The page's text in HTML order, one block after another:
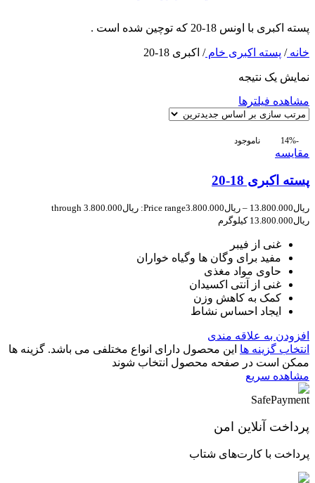
پسته اکبری با اونس 18-20 که توچین شده است .
خانه/ پسته اکبری خام/ اکبری 18-20
نمایش یک نتیجه
مشاهده فیلترها
-14% ناموجود
مقایسه
پسته اکبری 18-20
ریال13.800.000
– ریال3.800.000
Price range: ریال3.800.000 through
ریال13.800.000
کیلوگرم
غنی از فیبر
مفید برای وگان ها وگیاه خواران
حاوی مواد مغذی
غنی از آنتی اکسیدان
کمک به کاهش وزن
ایجاد احساس نشاط
افزودن به علاقه مندی
انتخاب گزینه ها این محصول دارای انواع مختلفی می باشد. گزینه ها
ممکن است در صفحه محصول انتخاب شوند
مشاهده سریع
پرداخت آنلاین امن
پرداخت با کارت‌های شتاب